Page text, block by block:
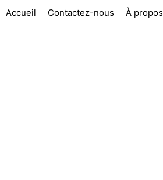
Accueil Contactez-nous À propos